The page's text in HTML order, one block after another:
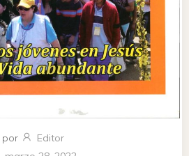
por
Editor